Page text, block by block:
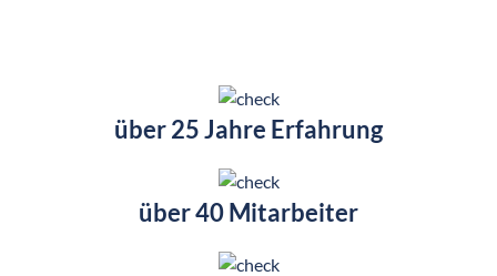
über 25 Jahre Erfahrung
über 40 Mitarbeiter